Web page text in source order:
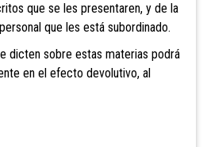
que se les presentaren, y de la
que les está subordinado.
dicten sobre estas materias podrá
en el efecto devolutivo, al